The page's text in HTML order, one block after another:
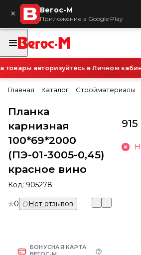
× Вегос-М
Приложение в Google Play
авторизуйтесь в Личном
Главная Каталог Стройматериалы
Планка
карнизная
100*69*2000
(ПЭ-01-3005-0,45)
красное вино
Код: 905278
0 Нет отзывов
БОНУСНАЯ КАРТА